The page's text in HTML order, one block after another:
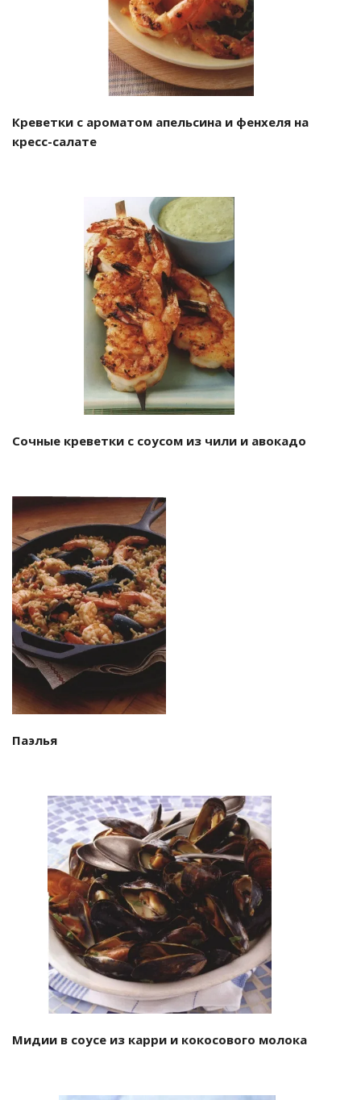
Креветки с ароматом апельсина и фенхеля на
кресс-салате
Сочные креветки с соусом из чили и авокадо
Паэлья
Мидии в соусе из карри и кокосового молока